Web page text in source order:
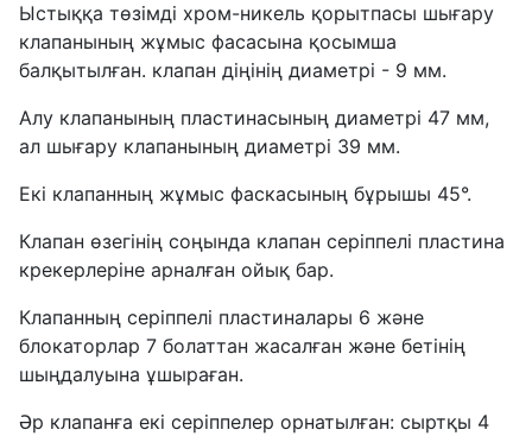
Ыстыққа төзімді хром-никель қорытпасы шығару
клапанының жұмыс фасасына қосымша
балқытылған. клапан діңінің диаметрі - 9 мм.
Алу клапанының пластинасының диаметрі 47 мм,
ал шығару клапанының диаметрі 39 мм.
Екі клапанның жұмыс фаскасының бұрышы 45°.
Клапан өзегінің соңында клапан серіппелі пластина
крекерлеріне арналған ойық бар.
Клапанның серіппелі пластиналары 6 және
блокаторлар 7 болаттан жасалған және бетінің
шыңдалуына ұшыраған.
Әр клапанға екі серіппелер орнатылған: сыртқы 4